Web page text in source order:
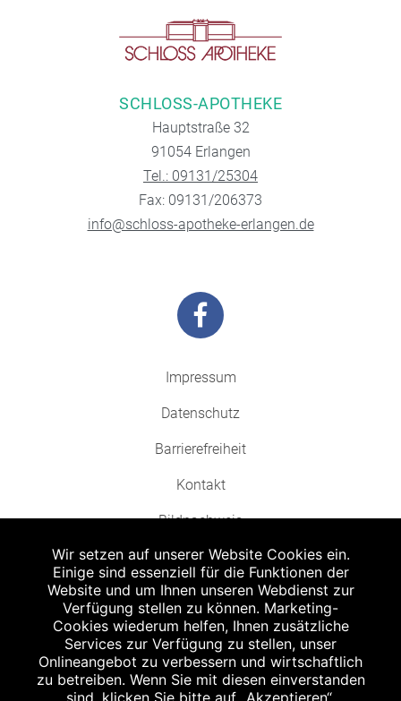
SCHLOSS-APOTHEKE
Hauptstraße 32
91054 Erlangen
Tel.: 09131/25304
Fax: 09131/206373
info@schloss-apotheke-erlangen.de
Impressum
Datenschutz
Barrierefreiheit
Kontakt
Bildnachweis
Abgabe in haushaltsüblichen Mengen, solange der Vorrat reicht. Für Druck-
und Satzfehler keine Haftung.
Zu Risiken und Nebenwirkungen lesen Sie die Packungsbeilage und fragen
Sie Ihren Arzt oder Apotheker.
Angabe nach der deutschen Arzneimitteltaxe Apothekenerstattungspreis
Wir setzen auf unserer Website Cookies ein.
Einige sind essenziell für die Funktionen der
Website und um Ihnen unseren Webdienst zur
Verfügung stellen zu können. Marketing-
Cookies wiederum helfen, Ihnen zusätzliche
Services zur Verfügung zu stellen, unser
Onlineangebot zu verbessern und wirtschaftlich
zu betreiben. Wenn Sie mit diesen einverstanden
sind, klicken Sie bitte auf „Akzeptieren“.